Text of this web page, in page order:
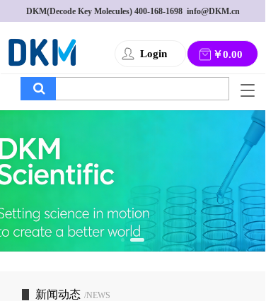
DKM(Decode Key Molecules) 400-168-1698
  info@DKM.cn
Login ￥0.00
T
g
g
l
a
v
i
g
a
新闻动态 /NEWS